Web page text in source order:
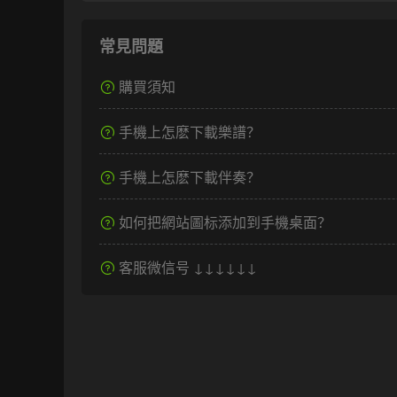
常見問題
購買須知
手機上怎麽下載樂譜？
手機上怎麽下載伴奏？
如何把網站圖标添加到手機桌面？
客服微信号 ↓↓↓↓↓↓